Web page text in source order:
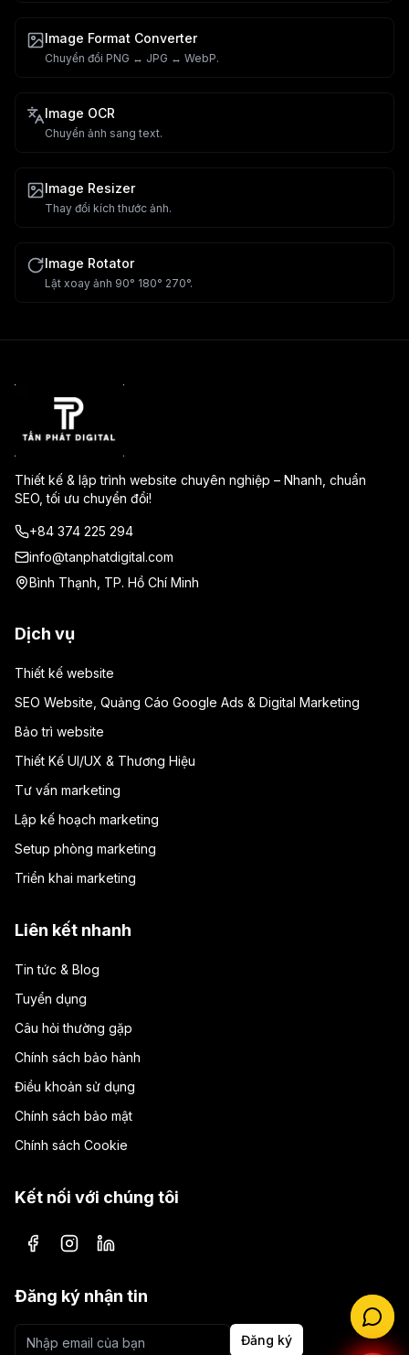
Image Format Converter
Chuyển đổi PNG ↔ JPG ↔ WebP.
Image OCR
Chuyển ảnh sang text.
Image Resizer
Thay đổi kích thước ảnh.
Image Rotator
Lật xoay ảnh 90° 180° 270°.
Thiết kế & lập trình website chuyên nghiệp – Nhanh, chuẩn
SEO, tối ưu chuyển đổi!
+84 374 225 294
info@tanphatdigital.com
Bình Thạnh, TP. Hồ Chí Minh
Dịch vụ
Thiết kế website
SEO Website, Quảng Cáo Google Ads & Digital Marketing
Bảo trì website
Thiết Kế UI/UX & Thương Hiệu
Tư vấn marketing
Lập kế hoạch marketing
Setup phòng marketing
Triển khai marketing
Liên kết nhanh
Tin tức & Blog
Tuyển dụng
Câu hỏi thường gặp
Chính sách bảo hành
Điều khoản sử dụng
Chính sách bảo mật
Chính sách Cookie
Kết nối với chúng tôi
Facebook
InstagramLinkedIn
Đăng ký nhận tin
Đăng ký